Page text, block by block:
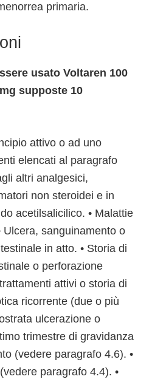
primaria.
usato Voltaren 100
supposte 10
attivo o ad uno
elencati al paragrafo
altri analgesici,
non steroidei e in
acetilsalicilico. • Malattie
Ulcera, sanguinamento o
in atto. • Storia di
o perforazione
attivi o storia di
ricorrente (due o più
ulcerazione o
trimestre di gravidanza
(vedere paragrafo 4.6). •
paragrafo 4.4). •